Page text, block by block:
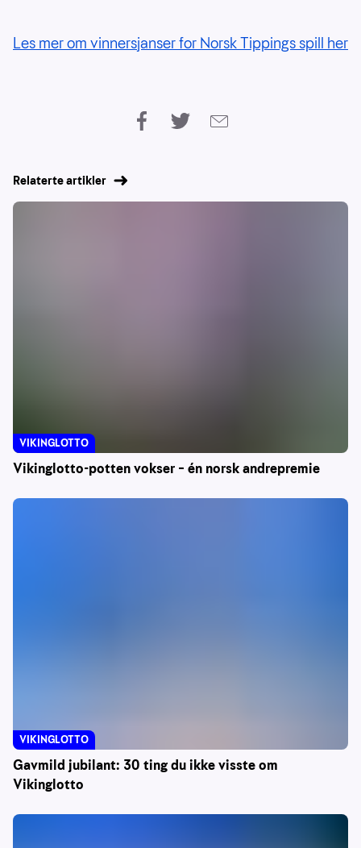
Les mer om vinnersjanser for Norsk Tippings spill her
Relaterte artikler
Vikinglotto-potten vokser – én norsk andrepremie
VIKINGLOTTO
Gavmild jubilant: 30 ting du ikke visste om
Vikinglotto
VIKINGLOTTO